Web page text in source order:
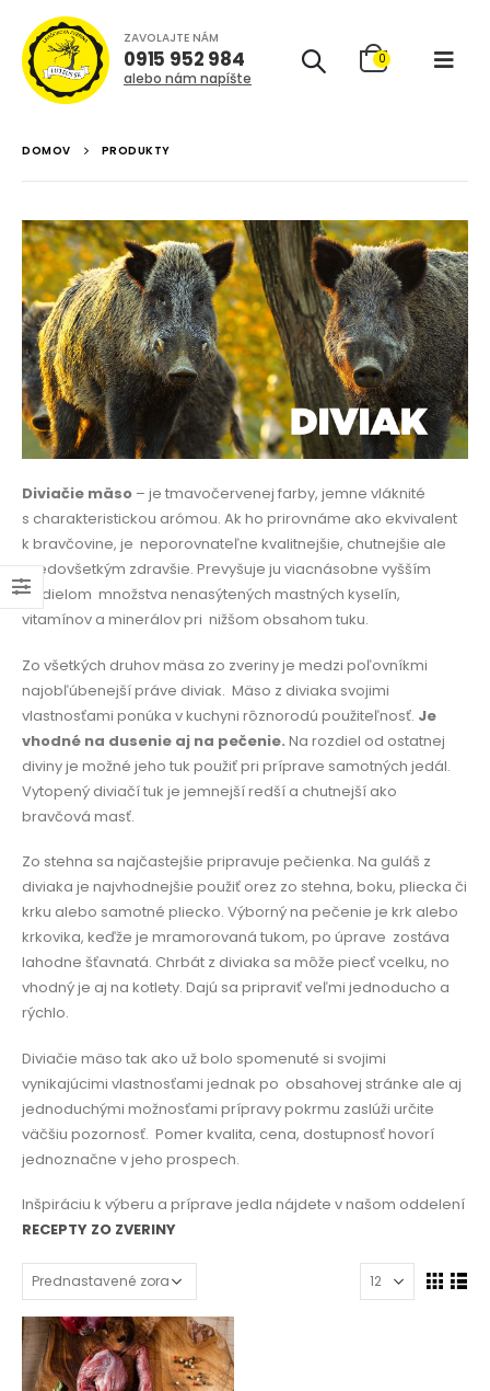
ZAVOLAJTE NÁM
0915 952 984
alebo nám napíšte
0
DOMOV PRODUKTY
Diviačie mäso – je tmavočervenej farby, jemne vláknité
s charakteristickou arómou. Ak ho prirovnáme ako ekvivalent
k bravčovine, je neporovnateľne kvalitnejšie, chutnejšie ale
predovšetkým zdravšie. Prevyšuje ju viacnásobne vyšším
podielom množstva nenasýtených mastných kyselín,
vitamínov a minerálov pri nižšom obsahom tuku.
Zo všetkých druhov mäsa zo zveriny je medzi poľovníkmi
najobľúbenejší práve diviak. Mäso z diviaka svojimi
vlastnosťami ponúka v kuchyni rôznorodú použiteľnosť. Je
vhodné na dusenie aj na pečenie. Na rozdiel od ostatnej
diviny je možné jeho tuk použiť pri príprave samotných jedál.
Vytopený diviačí tuk je jemnejší redší a chutnejší ako
bravčová masť.
Zo stehna sa najčastejšie pripravuje pečienka. Na guláš z
diviaka je najvhodnejšie použiť orez zo stehna, boku, pliecka či
krku alebo samotné pliecko. Výborný na pečenie je krk alebo
krkovika, keďže je mramorovaná tukom, po úprave zostáva
lahodne šťavnatá. Chrbát z diviaka sa môže piecť vcelku, no
vhodný je aj na kotlety. Dajú sa pripraviť veľmi jednoducho a
rýchlo.
Diviačie mäso tak ako už bolo spomenuté si svojimi
vynikajúcimi vlastnosťami jednak po obsahovej stránke ale aj
jednoduchými možnosťami prípravy pokrmu zaslúži určite
väčšiu pozornosť. Pomer kvalita, cena, dostupnosť hovorí
jednoznačne v jeho prospech.
Inšpiráciu k výberu a príprave jedla nájdete v našom oddelení
RECEPTY ZO ZVERINY